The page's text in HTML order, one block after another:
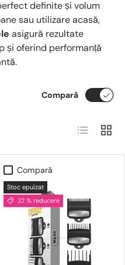
definite și volum
sau utilizare acasă,
asigură rezultate
și oferind performanță
Compară
Lista Grid
Compară
Stoc epuizat
22 % reducere